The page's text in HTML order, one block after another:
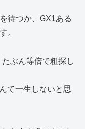
待つか、GX1ある
。
ぶん等倍で粗探し
て一生しないと思